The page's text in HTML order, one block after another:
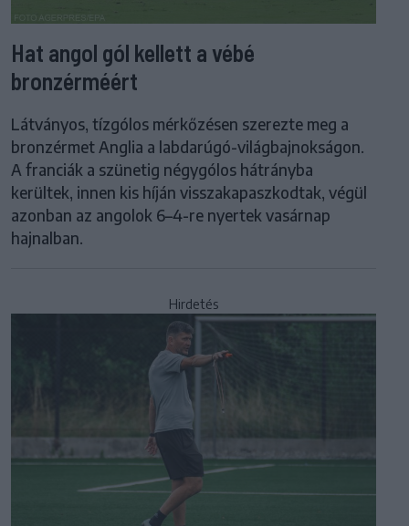
Hat angol gól kellett a vébé
bronzérméért
Látványos, tízgólos mérkőzésen szerezte meg a
bronzérmet Anglia a labdarúgó-világbajnokságon.
A franciák a szünetig négygólos hátrányba
kerültek, innen kis híján visszakapaszkodtak, végül
azonban az angolok 6–4-re nyertek vasárnap
hajnalban.
Hirdetés